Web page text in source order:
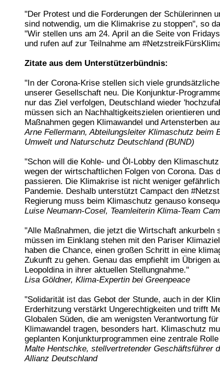
"Der Protest und die Forderungen der Schülerinnen
sind notwendig, um die Klimakrise zu stoppen", so
"Wir stellen uns am 24. April an die Seite von
und rufen auf zur Teilnahme am
Zitate aus dem Unterstützerbündnis:
"In der Corona-Krise stellen sich viele
unserer Gesellschaft neu. Die Konjunktur-
nur das Ziel verfolgen, Deutschland wieder
müssen sich an Nachhaltigkeitszielen orientieren
Maßnahmen gegen Klimawandel und Artensterben
Arne Fellermann, Abteilungsleiter Klimaschutz beim
Umwelt und Naturschutz Deutschland (BUND)
"Schon will die Kohle- und Öl-Lobby den
wegen der wirtschaftlichen Folgen von Corona. Das
passieren. Die Klimakrise ist nicht weniger
Pandemie. Deshalb unterstützt Campact den
Regierung muss beim Klimaschutz genauso
Luise Neumann-Cosel, Teamleiterin Klima-Team
"Alle Maßnahmen, die jetzt die Wirtschaft ankurbeln
müssen im Einklang stehen mit den Pariser
haben die Chance, einen großen Schritt in eine
Zukunft zu gehen. Genau das empfiehlt im Übrigen
Leopoldina in ihrer aktuellen Stellungnahme."
Lisa Göldner, Klima-Expertin bei Greenpeace
"Solidarität ist das Gebot der Stunde, auch in der
Erderhitzung verstärkt Ungerechtigkeiten und trifft
Globalen Süden, die am wenigsten Verantwortung
Klimawandel tragen, besonders hart. Klimaschutz
geplanten Konjunkturprogrammen eine zentrale
Malte Hentschke, stellvertretender Geschäftsführer
Allianz Deutschland